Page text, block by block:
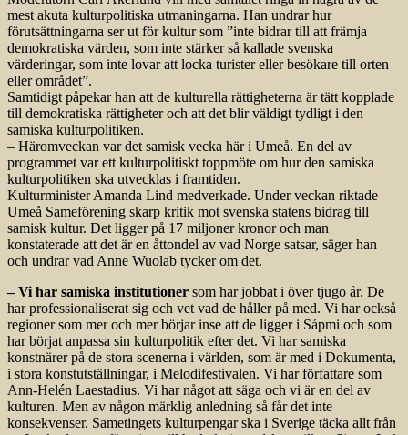
mest akuta kulturpolitiska utmaningarna. Han undrar hur
förutsättningarna ser ut för kultur som ”inte bidrar till att främja
demokratiska värden, som inte stärker så kallade svenska
värderingar, som inte lovar att locka turister eller besökare till orten
eller området”.
Samtidigt påpekar han att de kulturella rättigheterna är tätt kopplade
till demokratiska rättigheter och att det blir väldigt tydligt i den
samiska kulturpolitiken.
– Häromveckan var det samisk vecka här i Umeå. En del av
programmet var ett kulturpolitiskt toppmöte om hur den samiska
kulturpolitiken ska utvecklas i framtiden.
Kulturminister Amanda Lind medverkade. Under veckan riktade
Umeå Sameförening skarp kritik mot svenska statens bidrag till
samisk kultur. Det ligger på 17 miljoner kronor och man
konstaterade att det är en åttondel av vad Norge satsar, säger han
och undrar vad Anne Wuolab tycker om det.
– Vi har samiska institutioner som har jobbat i över tjugo år. De
har professionaliserat sig och vet vad de håller på med. Vi har också
regioner som mer och mer börjar inse att de ligger i Sápmi och som
har börjat anpassa sin kulturpolitik efter det. Vi har samiska
konstnärer på de stora scenerna i världen, som är med i Dokumenta,
i stora konstutställningar, i Melodifestivalen. Vi har författare som
Ann-Helén Laestadius. Vi har något att säga och vi är en del av
kulturen. Men av någon märklig anledning så får det inte
konsekvenser. Sametingets kulturpengar ska i Sverige täcka allt från